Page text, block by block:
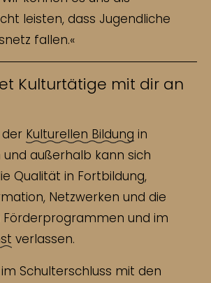
leisten, dass Jugendliche
fallen.«
Kulturtätige mit dir an
der Kulturellen Bildung in
und außerhalb kann sich
Qualität in Fortbildung,
Netzwerken und die
Förderprogrammen und im
verlassen.
im Schulterschluss mit den